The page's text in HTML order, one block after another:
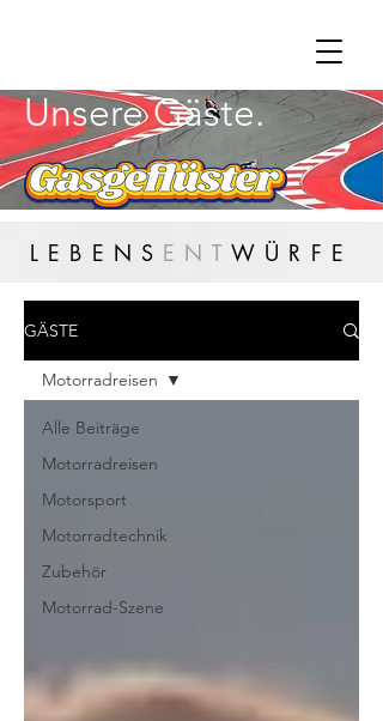
Unsere Gäste.
LEBENS ENTWÜRFE
GÄSTE
Alle Beiträge
Motorradreisen
Motorsport
Motorradtechnik
Zubehör
Motorrad-Szene
Motorradreisen